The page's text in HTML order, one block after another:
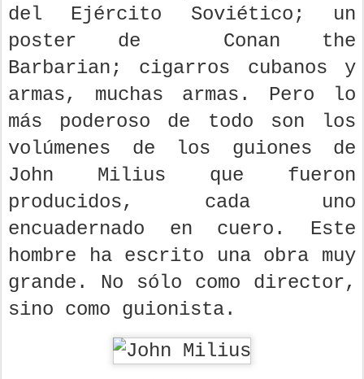
del Ejército Soviético; un
poster de Conan the
Barbarian; cigarros cubanos y
armas, muchas armas. Pero lo
más poderoso de todo son los
volúmenes de los guiones de
John Milius que fueron
producidos, cada uno
encuadernado en cuero. Este
hombre ha escrito una obra muy
grande. No sólo como director,
sino como guionista.